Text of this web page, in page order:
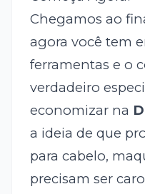
Chegamos ao
agora você tem
ferramentas e o
verdadeiro
economizar na
a ideia de que
para cabelo,
precisam ser